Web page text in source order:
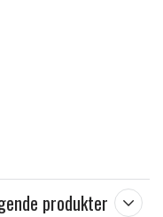
produkter